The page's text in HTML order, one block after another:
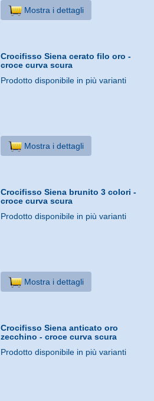
Mostra i dettagli
Crocifisso Siena cerato filo oro -
croce curva scura
Prodotto disponibile in più varianti
Mostra i dettagli
Crocifisso Siena brunito 3 colori -
croce curva scura
Prodotto disponibile in più varianti
Mostra i dettagli
Crocifisso Siena anticato oro
zecchino - croce curva scura
Prodotto disponibile in più varianti